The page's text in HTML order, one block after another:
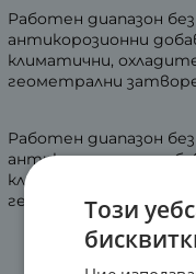
Работен диапазон
антикорозионни
климатични,
геометрални
Работен диапазон
антикорозионни
климатични,
геометрални
Този